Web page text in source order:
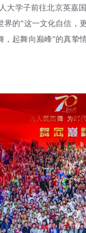
大学子前往北京英
界的”这一文化自信
，起舞向巅峰”的真